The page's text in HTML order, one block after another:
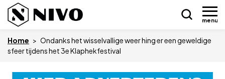
menu
Home > Ondanks het wisselvallige weer hing er een geweldige
sfeer tijdens het 3e Klaphekfestival